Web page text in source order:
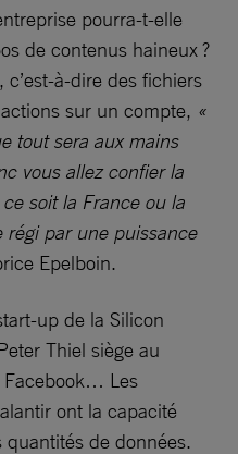
pourra-t-elle
de contenus haineux ?
c’est-à-dire des fichiers
sur un compte, «
tout sera aux mains
vous allez confier la
soit la France ou la
par une puissance
Epelboin.
up de la Silicon
Thiel siège au
Facebook… Les
ont la capacité
quantités de données.